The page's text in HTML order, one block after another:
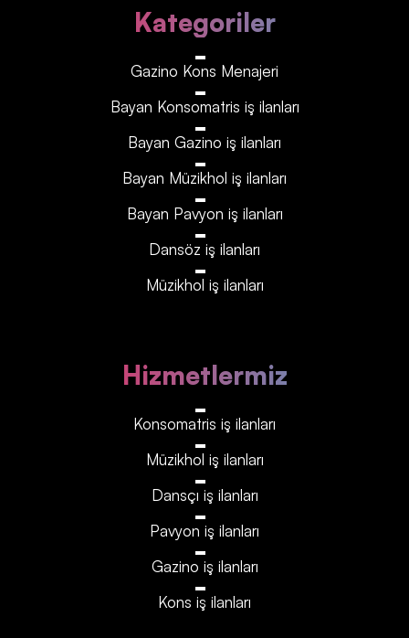
Kategoriler
Gazino Kons Menajeri
Bayan Konsomatris iş ilanları
Bayan Gazino iş ilanları
Bayan Müzikhol iş ilanları
Bayan Pavyon iş ilanları
Dansöz iş ilanları
Müzikhol iş ilanları
Hizmetlermiz
Konsomatris iş ilanları
Müzikhol iş ilanları
Dansçı iş ilanları
Pavyon iş ilanları
Gazino iş ilanları
Kons iş ilanları